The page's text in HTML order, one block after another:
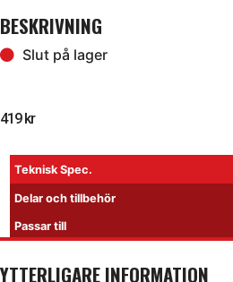
BESKRIVNING
Slut på lager
419 kr
Teknisk Spec.
Delar och tillbehör
Passar till
YTTERLIGARE INFORMATION